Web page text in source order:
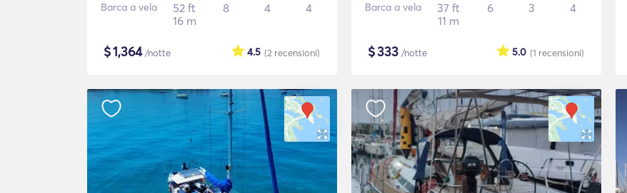
Barca a vela
52 ft
16 m
8 4 4
$1,364/notte (2 recensioni)
4.5
Barca a vela
37 ft
11 m
6 3 4
$333 /notte (1 recensioni)
5.0